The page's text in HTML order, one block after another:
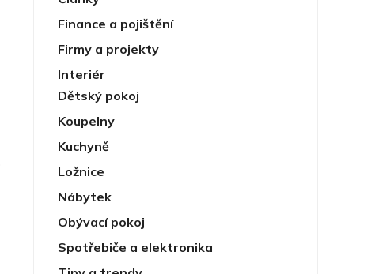
Finance a pojištění
Firmy a projekty
Interiér
Dětský pokoj
Koupelny
Kuchyně
Ložnice
Nábytek
Obývací pokoj
Spotřebiče a elektronika